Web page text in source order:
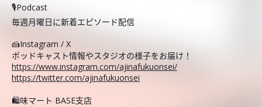
🎙️Podcast
毎週月曜日に新着エピソード配信
🍰Instagram / X
ポッドキャスト情報やスタジオの様子をお届け！
https://www.instagram.com/ajinafukuonsei/
https://twitter.com/ajinafukuonsei
🛍️味マート BASE支店